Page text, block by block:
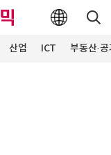
산업 ICT 부동산·